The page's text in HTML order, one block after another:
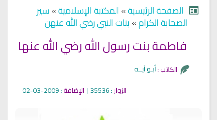
الصفحة الرئيسية»المكتبة الإسلامية»سير
الصحابة الكرام»بنات النبي رضي الله عنهن
الكاتب :
الزوار: 35536 | الإضافة: 2009-03-02